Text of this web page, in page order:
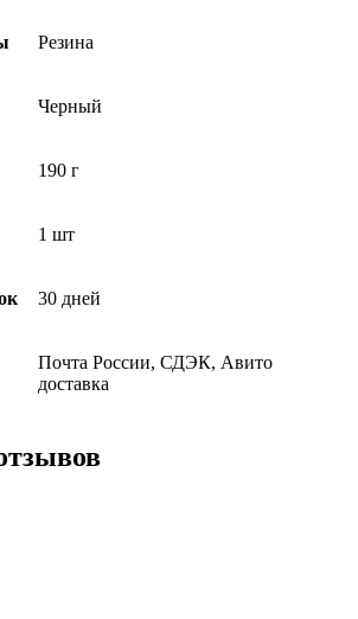
Резина
Черный
190 г
1 шт
30 дней
Почта России, СДЭК, Авито
доставка